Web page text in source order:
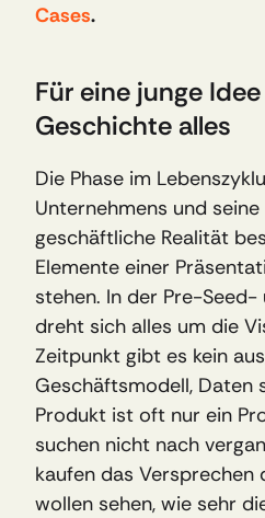
Cases.
Für eine junge
Geschichte alles
Die Phase im
Unternehmens und
geschäftliche Realität
Elemente einer
stehen. In der Pre-Seed-
dreht sich alles um die
Zeitpunkt gibt es kein
Geschäftsmodell, Daten
Produkt ist oft nur ein
suchen nicht nach
kaufen das Versprechen
wollen sehen, wie sehr